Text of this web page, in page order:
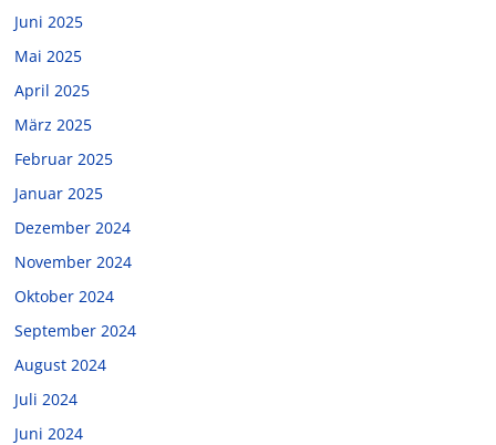
Juni 2025
Mai 2025
April 2025
März 2025
Februar 2025
Januar 2025
Dezember 2024
November 2024
Oktober 2024
September 2024
August 2024
Juli 2024
Juni 2024